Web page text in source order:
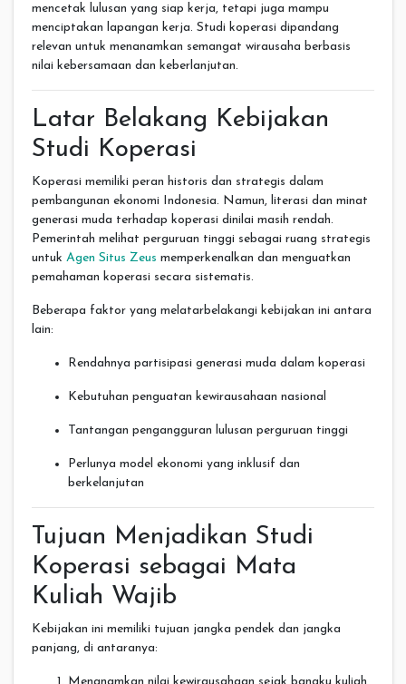
mencetak lulusan yang siap kerja, tetapi juga mampu
menciptakan lapangan kerja. Studi koperasi dipandang
relevan untuk menanamkan semangat wirausaha berbasis
nilai kebersamaan dan keberlanjutan.
Latar Belakang Kebijakan
Studi Koperasi
Koperasi memiliki peran historis dan strategis dalam
pembangunan ekonomi Indonesia. Namun, literasi dan minat
generasi muda terhadap koperasi dinilai masih rendah.
Pemerintah melihat perguruan tinggi sebagai ruang strategis
untuk Agen Situs Zeus memperkenalkan dan menguatkan
pemahaman koperasi secara sistematis.
Beberapa faktor yang melatarbelakangi kebijakan ini antara
lain:
Rendahnya partisipasi generasi muda dalam koperasi
Kebutuhan penguatan kewirausahaan nasional
Tantangan pengangguran lulusan perguruan tinggi
Perlunya model ekonomi yang inklusif dan
berkelanjutan
Tujuan Menjadikan Studi
Koperasi sebagai Mata
Kuliah Wajib
Kebijakan ini memiliki tujuan jangka pendek dan jangka
panjang, di antaranya: